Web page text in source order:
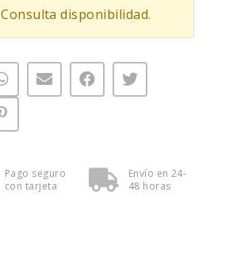
Consulta disponibilidad.
Pago seguro
con tarjeta
Envío en 24-
48 horas